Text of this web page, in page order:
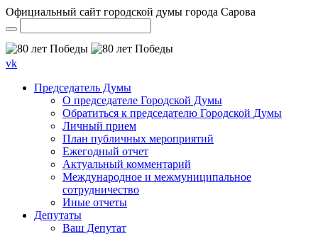
Официальный сайт городской думы города Сарова
vk
Председатель Думы
О председателе Городской Думы
Обратиться к председателю Городской Думы
Личный прием
План публичных мероприятий
Ежегодный отчет
Актуальный комментарий
Международное и межмуниципальное
сотрудничество
Иные отчеты
Депутаты
Ваш Депутат